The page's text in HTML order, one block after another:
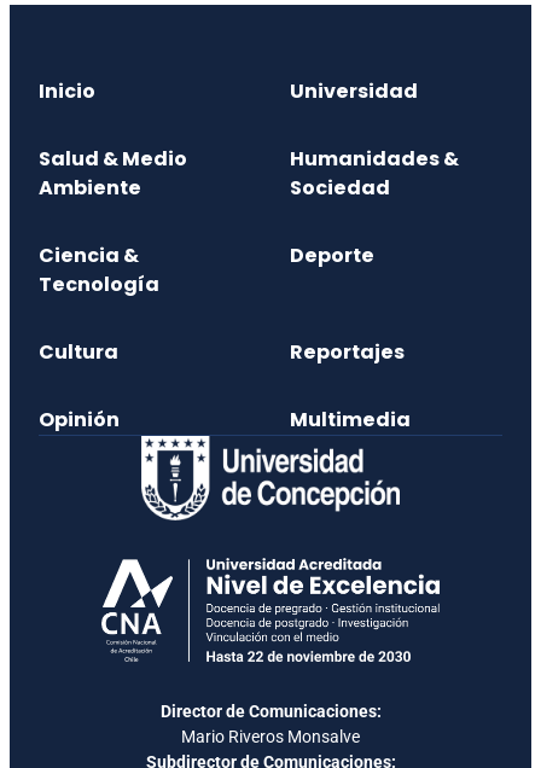
Inicio Universidad
Salud & Medio
Ambiente
Humanidades &
Sociedad
Ciencia &
Tecnología
Deporte
Cultura Reportajes
Opinión Multimedia
Director de Comunicaciones:
Mario Riveros Monsalve
Subdirector de Comunicaciones: